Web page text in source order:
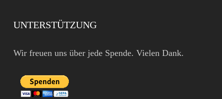
UNTERSTÜTZUNG
Wir freuen uns über jede Spende. Vielen Dank.